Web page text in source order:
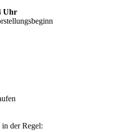
Uhr
der Regel: